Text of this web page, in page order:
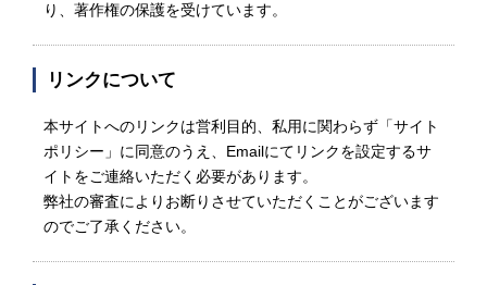
り、著作権の保護を受けています。
リンクについて
本サイトへのリンクは営利目的、私用に関わらず「サイト
ポリシー」に同意のうえ、Emailにてリンクを設定するサ
イトをご連絡いただく必要があります。
弊社の審査によりお断りさせていただくことがございます
のでご了承ください。